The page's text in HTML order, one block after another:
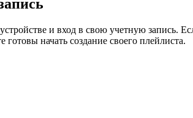
и вход в свою учетную запись.
готовы начать создание своего плейлиста.